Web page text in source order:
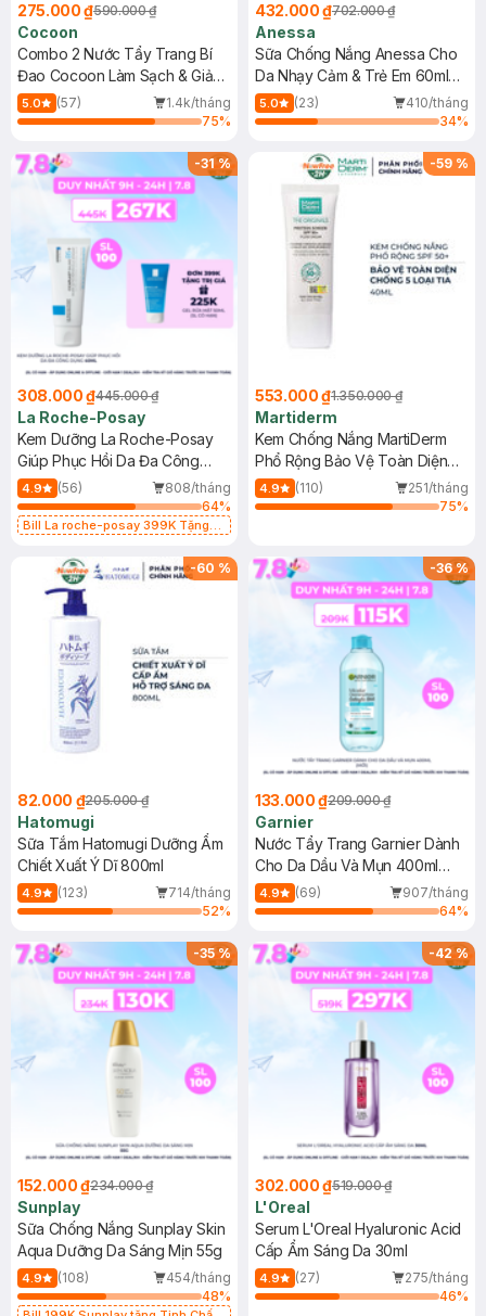
275.000 ₫590.000 ₫
Cocoon
Combo 2 Nước Tẩy Trang Bí
Đao Cocoon Làm Sạch & Giảm
Dầu 500ml
5.0 (57)
1.4k/tháng
75%
432.000 ₫702.000 ₫
Anessa
Sữa Chống Nắng Anessa Cho
Da Nhạy Cảm & Trẻ Em 60ml
(Mới)
5.0 (23)
410/tháng
34%
-31%
308.000 ₫445.000 ₫
La Roche-Posay
Kem Dưỡng La Roche-Posay
Giúp Phục Hồi Da Đa Công
Dụng 40ml
4.9 (56)
808/tháng
64%
Bill La roche-posay 399K Tặng
(SL có hạn)
-59 %
553.000 ₫1.350.000 ₫
Martiderm
Kem Chống Nắng MartiDerm
Phổ Rộng Bảo Vệ Toàn Diện
40ml
4.9 (110)
251/tháng
75%
-60 %
82.000 ₫205.000 ₫
Hatomugi
Sữa Tắm Hatomugi Dưỡng Ẩm
Chiết Xuất Ý Dĩ 800ml
4.9 (123)
714/tháng
52%
-36%
133.000 ₫209.000 ₫
Garnier
Nước Tẩy Trang Garnier Dành
Cho Da Dầu Và Mụn 400ml
(Mới)
4.9 (69)
907/tháng
64%
-35%
152.000 ₫234.000 ₫
Sunplay
Sữa Chống Nắng Sunplay Skin
Aqua Dưỡng Da Sáng Mịn 55g
4.9 (108)
454/tháng
48%
-42%
302.000 ₫519.000 ₫
L'Oreal
Serum L'Oreal Hyaluronic Acid
Cấp Ẩm Sáng Da 30ml
4.9 (27)
275/tháng
46%